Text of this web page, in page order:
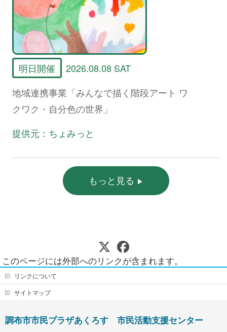
明日開催
2026.08.08 SAT
地域連携事業「みんなで描く階段アート ワ
クワク・自分色の世界」
提供元：ちょみっと
もっと見る
このページには外部へのリンクが含まれます。
リンクについて
サイトマップ
調布市市民プラザあくろす 市民活動支援センター